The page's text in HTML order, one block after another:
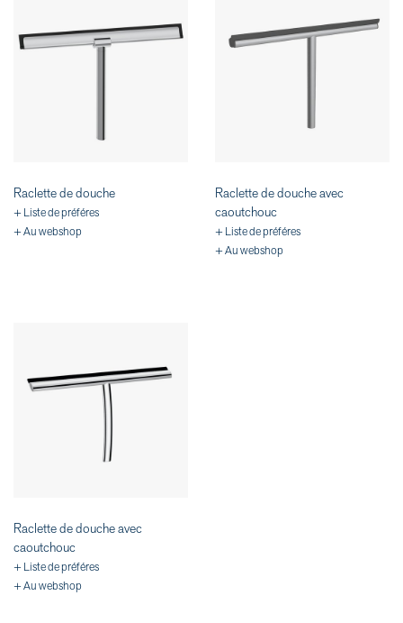
Raclette de douche
+ Liste de préféres
+ Au webshop
Raclette de douche avec
caoutchouc
+ Liste de préféres
+ Au webshop
Raclette de douche avec
caoutchouc
+ Liste de préféres
+ Au webshop